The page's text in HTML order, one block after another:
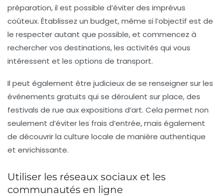
préparation, il est possible d’éviter des imprévus
coûteux. Établissez un budget, même si l’objectif est de
le respecter autant que possible, et commencez à
rechercher vos destinations, les activités qui vous
intéressent et les options de transport.
Il peut également être judicieux de se renseigner sur les
événements gratuits qui se déroulent sur place, des
festivals de rue aux expositions d’art. Cela permet non
seulement d’éviter les frais d’entrée, mais également
de découvrir la culture locale de manière authentique
et enrichissante.
Utiliser les réseaux sociaux et les
communautés en ligne